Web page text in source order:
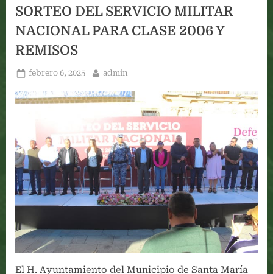
DEL
PASAPORTE
“GOZONA
SORTEO DEL SERVICIO MILITAR
NACIONAL PARA CLASE 2006 Y
REMISOS
Posted
febrero 6, 2025 By
admin
El H. Ayuntamiento del Municipio de Santa María